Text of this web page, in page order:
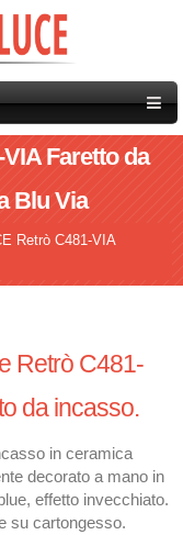
Faretto da
Blu Via
Retrò C481-VIA
Retrò C481-
da incasso.
in ceramica
decorato a mano in
effetto invecchiato.
su cartongesso.